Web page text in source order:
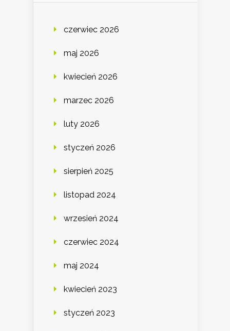
czerwiec 2026
maj 2026
kwiecień 2026
marzec 2026
luty 2026
styczeń 2026
sierpień 2025
listopad 2024
wrzesień 2024
czerwiec 2024
maj 2024
kwiecień 2023
styczeń 2023